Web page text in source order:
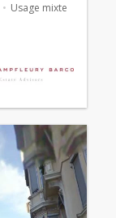
Usage mixte